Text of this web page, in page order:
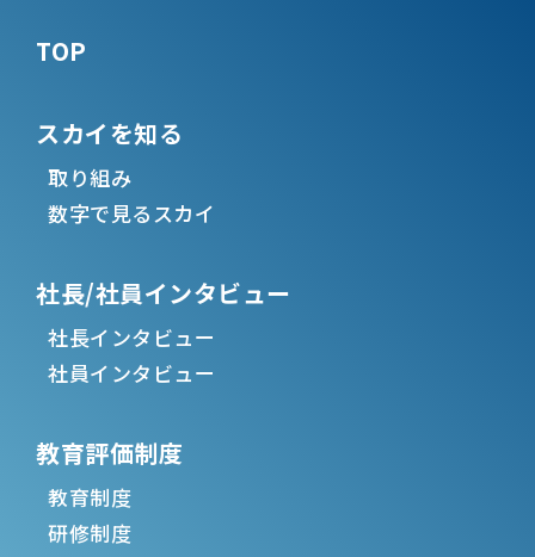
TOP
スカイを知る
取り組み
数字で見るスカイ
社長/社員インタビュー
社長インタビュー
社員インタビュー
教育評価制度
教育制度
研修制度